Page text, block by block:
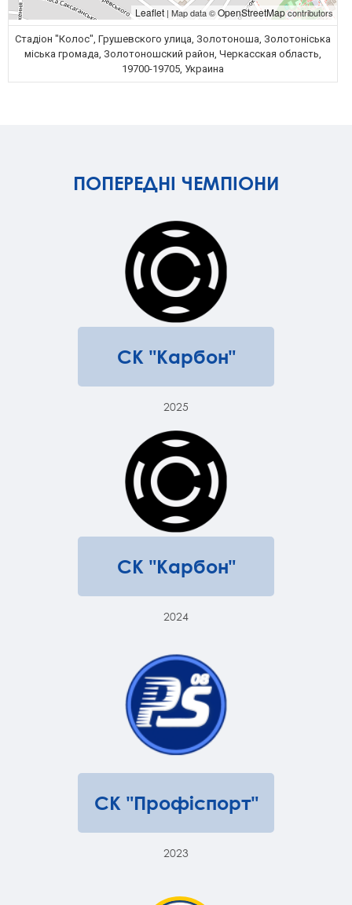
Leaflet | Map data ©OpenStreetMapcontributors
Стадіон "Колос", Грушевского улица, Золотоноша, Золотоніська
міська громада, Золотоношский район, Черкасская область,
19700-19705, Украина
ПОПЕРЕДНІ ЧЕМПІОНИ
СК "Карбон"
2025
СК "Карбон"
2024
СК "Профіспорт"
2023